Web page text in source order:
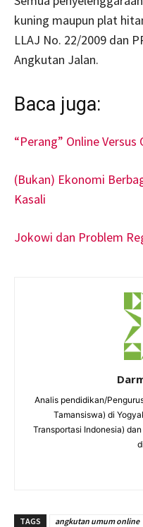
kuning maupun plat
LLAJ No. 22/2009 dan
Angkutan Jalan.
Baca juga:
“Perang” Online Versus
(Bukan) Ekonomi
Kasali
Jokowi dan Problem
Analis pendidikan/
Tamansiswa) di
Transportasi Indonesia)
TAGS angkutan umum online